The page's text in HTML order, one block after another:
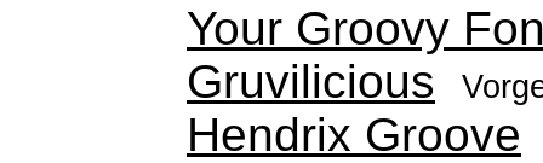
Your Groovy
Gruvilicious
Hendrix Groove